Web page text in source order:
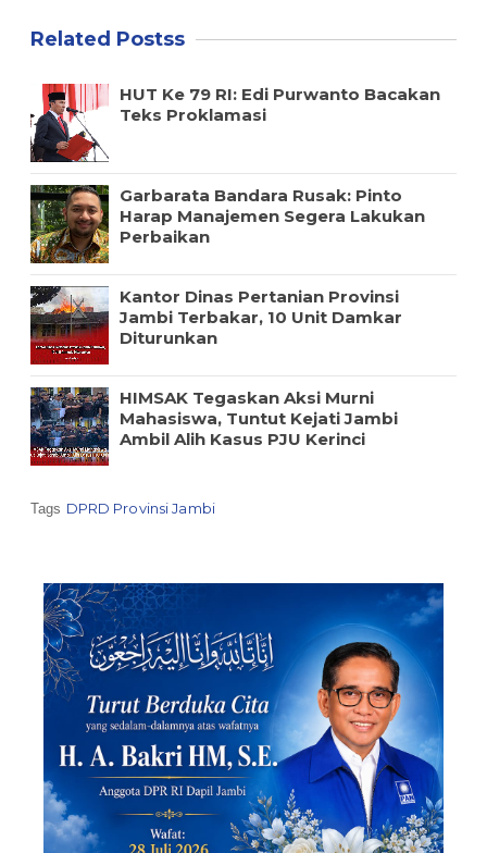
Related Postss
HUT Ke 79 RI: Edi Purwanto Bacakan
Teks Proklamasi
Garbarata Bandara Rusak: Pinto
Harap Manajemen Segera Lakukan
Perbaikan
Kantor Dinas Pertanian Provinsi
Jambi Terbakar, 10 Unit Damkar
Diturunkan
HIMSAK Tegaskan Aksi Murni
Mahasiswa, Tuntut Kejati Jambi
Ambil Alih Kasus PJU Kerinci
Tags DPRD Provinsi Jambi